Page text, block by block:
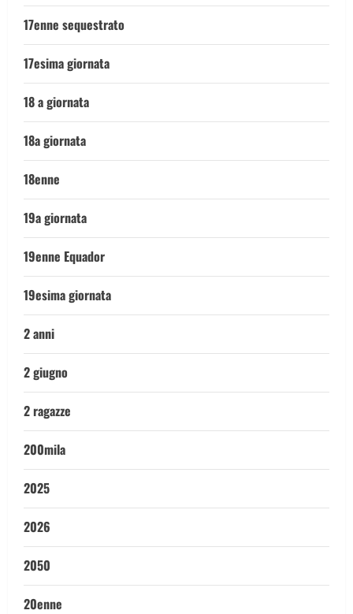
17enne sequestrato
17esima giornata
18 a giornata
18a giornata
18enne
19a giornata
19enne Equador
19esima giornata
2 anni
2 giugno
2 ragazze
200mila
2025
2026
2050
20enne